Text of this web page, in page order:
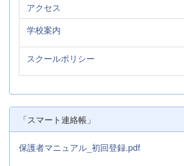
アクセス
学校案内
スクールポリシー
「スマート連絡帳」
保護者マニュアル_初回登録.pdf